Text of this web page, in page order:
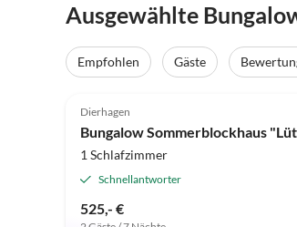
Ausgewählte
Empfohlen Gäste
Dierhagen
1 Schlafzimmer
Schnellantworter
525,- €